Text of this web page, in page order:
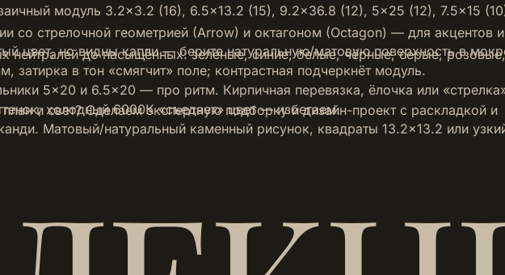
модуль 3.2×3.2 (16), 6.5×13.2 (15), 9.2×36.8 (12), 5×25 (12), 7.5×15
со стрелочной геометрией (Arrow) и октагоном (Octagon) — для акцентов и
нейтралей до насыщённых: зелёные, синие, белые, чёрные, серые, розовые,
цвет, но видны капли — берите натуральную/матовую поверхность в
в тон «смягчит» поле; контрастная подчеркнёт модуль.
5×20 и 6.5×20 — про ритм. Кирпичная перевязка, ёлочка или
холодный 6000К «съедает» цвет — избегаем.
Матовый/натуральный каменный рисунок, квадраты 13.2×13.2 или
скольжению.
больше резки, выше расход затирки, требователен к уровню
аккуратную подрезку и выверенную раскладку.
и свет? Сделаем экспертную подборку и дизайн-проект с раскладкой и